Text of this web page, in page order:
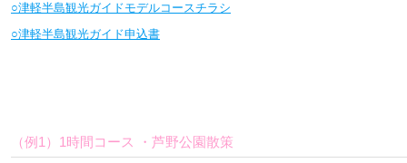
○津軽半島観光ガイドモデルコースチラシ
○津軽半島観光ガイド申込書
（例1）1時間コース ・芦野公園散策